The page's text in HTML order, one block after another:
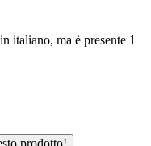
italiano, ma è presente 1
prodotto!